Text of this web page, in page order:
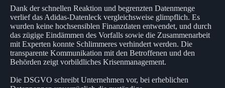
Dank der schnellen Reaktion und begrenzten Datenmenge
verlief das Adidas-Datenleck vergleichsweise glimpflich. Es
wurden keine hochsensiblen Finanzdaten entwendet, und durch
das zügige Eindämmen des Vorfalls sowie die Zusammenarbeit
mit Experten konnte Schlimmeres verhindert werden. Die
transparente Kommunikation mit den Betroffenen und den
Behörden zeigt vorbildliches Krisenmanagement.
Die DSGVO schreibt Unternehmen vor, bei erheblichen